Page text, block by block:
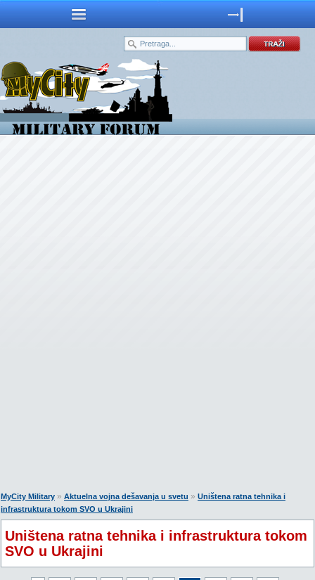
MyCity Military » Aktuelna vojna dešavanja u svetu » Uništena ratna tehnika i
infrastruktura tokom SVO u Ukrajini
Uništena ratna tehnika i infrastruktura tokom
SVO u Ukrajini